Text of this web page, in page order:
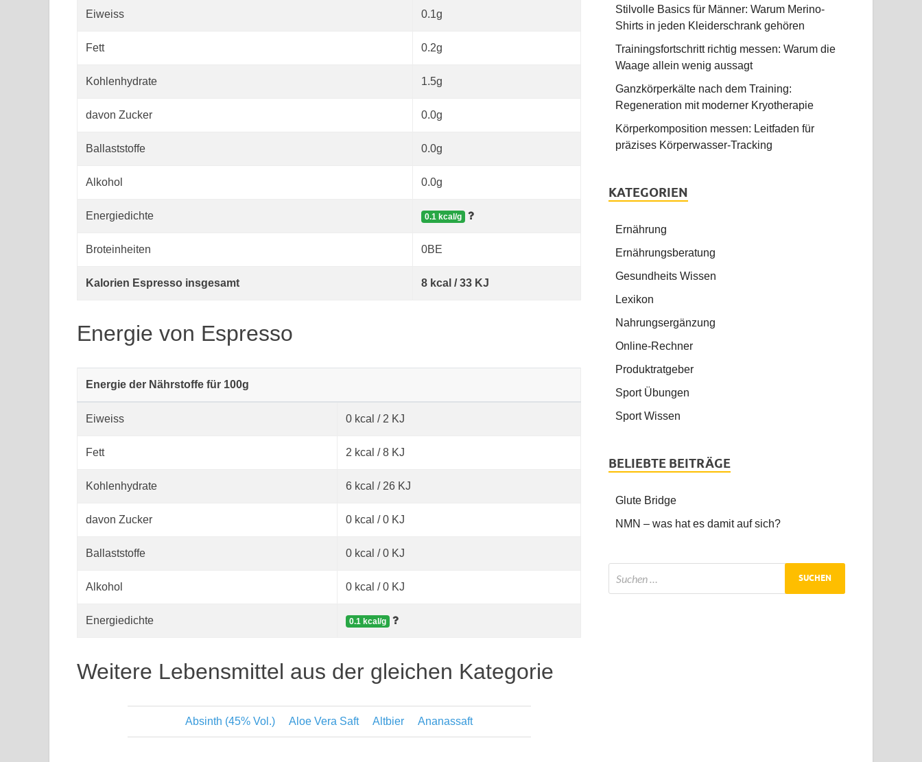
Eiweiss 0.1g
Fett 0.2g
Kohlenhydrate 1.5g
davon Zucker 0.0g
Ballaststoffe 0.0g
Alkohol 0.0g
Energiedichte 0.1 kcal/g
Broteinheiten 0BE
Kalorien Espresso insgesamt 8 kcal / 33 KJ
Energie von Espresso
Energie der Nährstoffe für 100g
Eiweiss 0 kcal / 2 KJ
Fett 2 kcal / 8 KJ
Kohlenhydrate 6 kcal / 26 KJ
davon Zucker 0 kcal / 0 KJ
Ballaststoffe 0 kcal / 0 KJ
Alkohol 0 kcal / 0 KJ
Energiedichte 0.1 kcal/g
Weitere Lebensmittel aus der gleichen Kategorie
Absinth (45% Vol.) Aloe Vera Saft Altbier Ananassaft
Stilvolle Basics für Männer: Warum Merino-
Shirts in jeden Kleiderschrank gehören
Trainingsfortschritt richtig messen: Warum die
Waage allein wenig aussagt
Ganzkörperkälte nach dem Training:
Regeneration mit moderner Kryotherapie
Körperkomposition messen: Leitfaden für
präzises Körperwasser-Tracking
KATEGORIEN
Ernährung
Ernährungsberatung
Gesundheits Wissen
Lexikon
Nahrungsergänzung
Online-Rechner
Produktratgeber
Sport Übungen
Sport Wissen
BELIEBTE BEITRÄGE
Glute Bridge
NMN – was hat es damit auf sich?